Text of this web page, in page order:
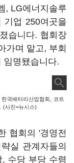
, LG에너지솔루
기업 250여곳을
습니다. 협회장
가며 맡고, 부회
임명됐습니다.
국배터리산업협회, 코트
(사진=뉴시스)
협회의 '경영전
실 관계자들의
수당 부당 수령